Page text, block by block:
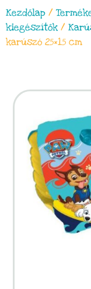
Kezdőlap /
kiegészítők /
karúszó 25×15 cm